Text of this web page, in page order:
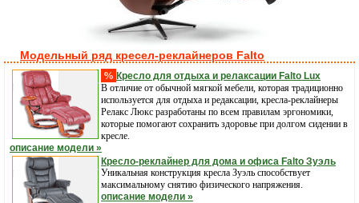
Модельный ряд кресел-реклайнеров Falto
% Кресло для отдыха и релаксации Falto Lux
В отличие от обычной мягкой мебели, которая традиционно
используется для отдыха и редаксации, кресла-реклайнеры
Релакс Люкс разработаны по всем правилам эргономики,
которые помогают сохранить здоровье при долгом сидении в
кресле.
описание модели »
Кресло-реклайнер для дома и офиса Falto Зуэль
Уникальная конструкция кресла Зуэль способствует
максимальному снятию физического напряжения.
описание модели »